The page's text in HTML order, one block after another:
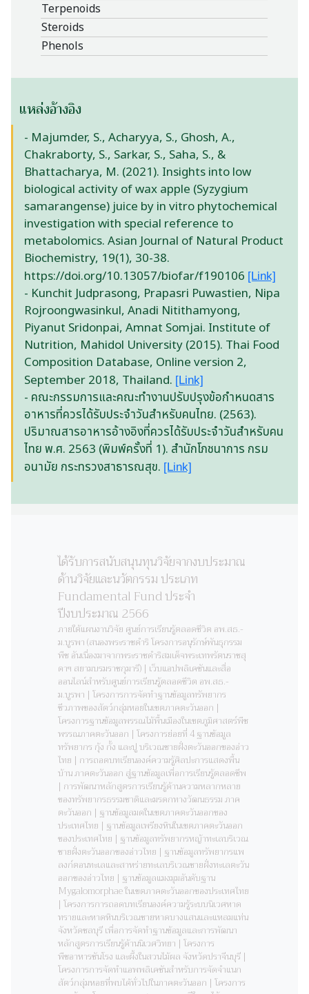
Terpenoids
Steroids
Phenols
แหล่งอ้างอิง
- Majumder, S., Acharyya, S., Ghosh, A.,
Chakraborty, S., Sarkar, S., Saha, S., &
Bhattacharya, M. (2021). Insights into low
biological activity of wax apple (Syzygium
samarangense) juice by in vitro phytochemical
investigation with special reference to
metabolomics. Asian Journal of Natural Product
Biochemistry, 19(1), 30-38.
https://doi.org/10.13057/biofar/f190106 [Link]
- Kunchit Judprasong, Prapasri Puwastien, Nipa
Rojroongwasinkul, Anadi Nitithamyong,
Piyanut Sridonpai, Amnat Somjai. Institute of
Nutrition, Mahidol University (2015). Thai Food
Composition Database, Online version 2,
September 2018, Thailand. [Link]
- คณะกรรมการและคณะทำงานปรับปรุงข้อกำหนดสาร
อาหารที่ควรได้รับประจำวันสำหรับคนไทย. (2563).
ปริมาณสารอาหารอ้างอิงที่ควรได้รับประจำวันสำหรับคน
ไทย พ.ศ. 2563 (พิมพ์ครั้งที่ 1). สำนักโภชนาการ กรม
อนามัย กระทรวงสาธารณสุข. [Link]
ได้รับการสนับสนุนทุนวิจัยจากงบประมาณ
ด้านวิจัยและนวัตกรรม ประเภท
Fundamental Fund ประจำ
ปีงบประมาณ 2566
ภายใต้แผนงานวิจัย ศูนย์การเรียนรู้ตลอดชีวิต อพ.สธ.-
ม.บูรพา (สนองพระราชดำริ โครงการอนุรักษ์พันธุกรรม
พืช อันเนื่องมาจากพระราชดำริสมเด็จพระเทพรัตนราชสุ
ดาฯ สยามบรมราชกุมารี) | เว็บแอปพลิเคชันและสื่อ
ออนไลน์สำหรับศูนย์การเรียนรู้ตลอดชีวิต อพ.สธ.-
ม.บูรพา | โครงการการจัดทําฐานข้อมูลทรัพยากร
ชีวภาพของสัตว์กลุ่มหอยในเขตภาคตะวันออก |
โครงการฐานข้อมูลพรรณไม้พื้นเมืองในเขตภูมิศาสตร์พืช
พรรณภาคตะวันออก | โครงการย่อยที่ 4 ฐานข้อมูล
ทรัพยากร กุ้ง กั้ง และปู บริเวณชายฝั่งตะวันออกของอ่าว
ไทย | การถอดบทเรียนองค์ความรู้ศิลปะการแสดงพื้น
บ้าน ภาคตะวันออก สู่ฐานข้อมูลเพื่อการเรียนรู้ตลอดชีพ
| การพัฒนาหลักสูตรการเรียนรู้ด้านความหลากหลาย
ของทรัพยากรธรรมชาติและมรดกทางวัฒนธรรม ภาค
ตะวันออก | ฐานข้อมูลมดในเขตภาคตะวันออกของ
ประเทศไทย | ฐานข้อมูลเพรียงหินในเขตภาคตะวันออก
ของประเทศไทย | ฐานข้อมูลทรัพยากรหญ้าทะเลบริเวณ
ชายฝั่งตะวันออกของอ่าวไทย | ฐานข้อมูลทรัพยากรแพ
ลงก์ตอนทะเลและสาหร่ายทะเลบริเวณชายฝั่งทะเลตะวัน
ออกของอ่าวไทย | ฐานข้อมูลแมงมุมอันดับฐาน
Mygalomorphae ในเขตภาคตะวันออกของประเทศไทย
| โครงการการถอดบทเรียนองค์ความรู้ระบบนิเวศหาด
ทรายและหาดหินบริเวณชายหาดบางแสนและแหลมแท่น
จังหวัดชลบุรี เพื่อการจัดทำฐานข้อมูลและการพัฒนา
หลักสูตรการเรียนรู้ด้านนิเวศวิทยา | โครงการ
พืช‌อาหาร‌ชันโรง‌ และ‌ผึ้ง‌ใน‌สวน‌ไม้‌ผล‌ จังหวัด‌ปราจีนบุรี |
โครงการการจัดทำแอพพลิเคชันสำหรับการจัดจำแนก
สัตว์กลุ่มหอยที่พบได้ทั่วไปในภาคตะวันออก | โครงการ